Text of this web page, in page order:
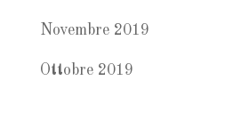
Novembre 2019
Ottobre 2019